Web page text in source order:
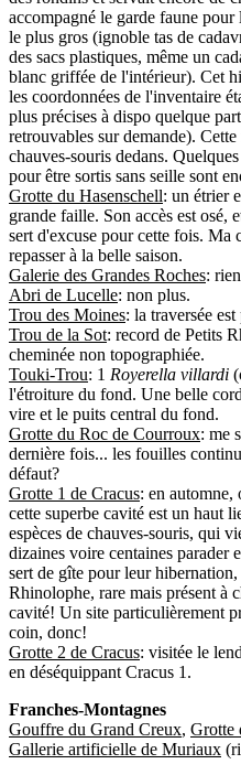
accompagné le garde faune
le plus gros (ignoble tas de
des sacs plastiques, même un
blanc griffée de l'intérieur). Cet
les coordonnées de l'inventaire
plus précises à dispo quelque
retrouvables sur demande).
chauves-souris dedans.
pour être sortis sans seille sont
Grotte du Hasenschell: un étrier
grande faille. Son accès est osé,
sert d'excuse pour cette fois. Ma
repasser à la belle saison.
Galerie des Grandes Roches:
Abri de Lucelle: non plus.
Trou des Moines: la traversée est
Trou de la Sot: record de Petits
cheminée non topographiée.
Touki-Trou: 1 Royerella villardi
l'étroiture du fond. Une belle
vire et le puits central du fond.
Grotte du Roc de Courroux: me
dernière fois... les fouilles
défaut?
Grotte 1 de Cracus: en automne,
cette superbe cavité est un haut
espèces de chauves-souris, qui
dizaines voire centaines parader
sert de gîte pour leur
Rhinolophe, rare mais présent à
cavité! Un site particulièrement
coin, donc!
Grotte 2 de Cracus: visitée le
en déséquippant Cracus 1.
Franches-Montagnes
Gouffre du Grand Creux, Grotte
Gallerie artificielle de Muriaux